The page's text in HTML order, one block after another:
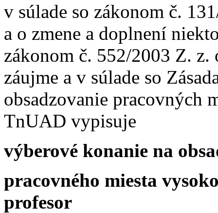
v súlade so zákonom č.
a o zmene a doplnení
zákonom č. 552/2003 Z.
záujme a v súlade so
obsadzovanie pracovných
TnUAD vypisuje
výberové konanie na
pracovného miesta
profesor